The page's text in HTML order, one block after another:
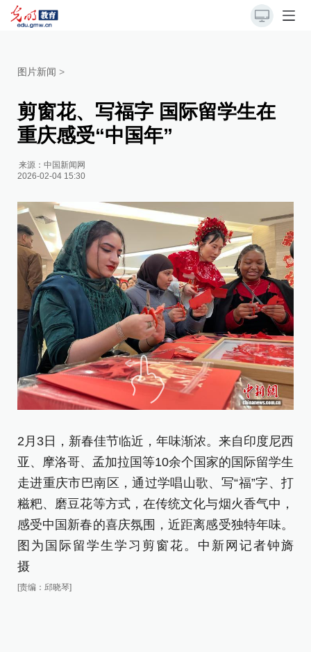
图片新闻 >
剪窗花、写福字 国际留学生在
重庆感受“中国年”
来源：中国新闻网
2026-02-04 15:30
2月3日，新春佳节临近，年味渐浓。来自印度尼西
亚、摩洛哥、孟加拉国等10余个国家的国际留学生
走进重庆市巴南区，通过学唱山歌、写“福”字、打
糍粑、磨豆花等方式，在传统文化与烟火香气中，
感受中国新春的喜庆氛围，近距离感受独特年味。
图为国际留学生学习剪窗花。中新网记者钟旖
摄
[责编：邱晓琴]